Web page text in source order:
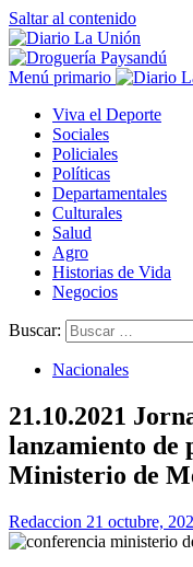
Saltar al contenido
Menú primario
Viva el Deporte
Sociales
Policiales
Políticas
Departamentales
Culturales
Salud
Agro
Historias de Vida
Negocios
Buscar:
Nacionales
21.10.2021
lanzamiento de
Ministerio de
Redaccion 21 octubre,